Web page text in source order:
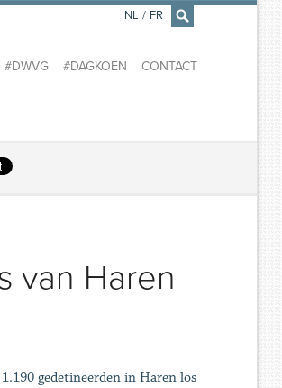
×
#DWVG #DAGKOEN CONTACT
NL / FR
van Haren
gedetineerden in Haren los